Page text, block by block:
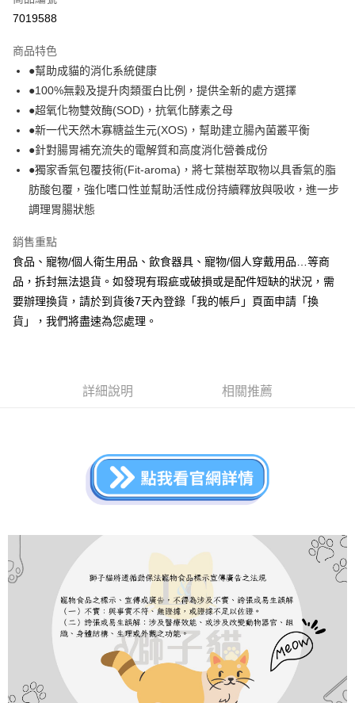
悠遊付
Google Pay
全盈+PAY
AFTEE先享後付
相關說明
【關於「AFTEE先享後付」】
AFTEE先享後付是「在收到商品之後才付款」的支付方式。 讓您購物簡單
便利好安心！
２．便利：只要手機號碼，簡訊認證，即可結帳。
３．安心：先確認商品／服務後，再付款。
【「AFTEE先享後付」結帳流程】
１．於結帳方式選擇「AFTEE先享後付」後，將跳轉至「AFTEE先享後付」
２．訂單成立數日內，您將收到繳費通知簡訊。
購買商品的店家。未經商家同意取消之訂單仍視為有效，需透過AFTEE先享
後付繳納相關費用。
１．透過由恩沛科技股份有限公司提供之「AFTEE先享後付」服務完成之交
易，需依本服務之必要範圍內提供個人資料，並將交易相關給付款項請求債
https://aftee.tw/terms/#terms3
３．未成年的使用者請事先徵得法定代理人或監護人之同意方可使用
「AFTEE先享後付」，若未經同意申辦者引起之損失，本公司不負相關責
４．使用「AFTEE先享後付」時，將依據個別帳號之用戶狀況，依本公司即
時審查核予不同之上限額度；若仍有額度不足之情形，本公司將視審查結果
請求用戶進行身份認證。
５．嚴禁一人註冊多個帳號或使用他人資訊註冊。若發現惡意使用之情形，
恩沛科技股份有限公司將有權停止該用戶之使用額度並採取法律行動。
ATM付款
運送方式
全家取貨付款
每筆NT$70，滿NT$999(含以上)免運費
付款後全家取貨
每筆NT$70，滿NT$1,111(含以上)免運費
每筆NT$110，滿NT$2,100(含以上)免運費
7019588
商品特色
●幫助成貓的消化系統健康
●100%無穀及提升肉類蛋白比例，提供全新的處方選擇
●超氧化物雙效酶(SOD)，抗氧化酵素之母
●新一代天然木寡糖益生元(XOS)，幫助建立腸內菌叢平衡
●針對腸胃補充流失的電解質和高度消化營養成份
●獨家香氣包覆技術(Fit-aroma)，將七葉樹萃取物以具香氣的脂
肪酸包覆，強化嗜口性並幫助活性成份持續釋放與吸收，進一步
調理胃腸狀態
銷售重點
食品、寵物/個人衛生用品、飲食器具、寵物/個人穿戴用品…等商
品，拆封無法退貨。如發現有瑕疵或破損或是配件短缺的狀況，需
要辦理換貨，請於到貨後7天內登錄「我的帳戶」頁面申請「換
貨」，我們將盡速為您處理。
詳細說明 相關推薦